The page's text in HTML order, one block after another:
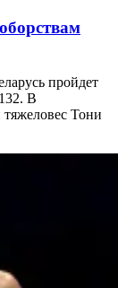
пройдет
В
Тони